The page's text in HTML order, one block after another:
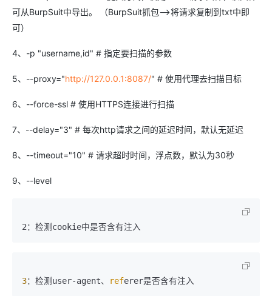
可从BurpSuit中导出。 （BurpSuit抓包-->将请求复制到txt中即
可）
4、-p "username,id" # 指定要扫描的参数
5、--proxy="http://127.0.0.1:8087/" # 使用代理去扫描目标
6、--force-ssl # 使用HTTPS连接进行扫描
7、--delay="3" # 每次http请求之间的延迟时间，默认无延迟
8、--timeout="10" # 请求超时时间，浮点数，默认为30秒
9、--level
3：检测user-agent、 ref